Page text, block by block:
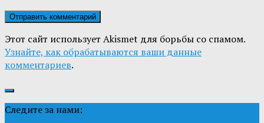
Этот сайт использует Akismet для борьбы со спамом.
Узнайте, как обрабатываются ваши данные
комментариев.
Следите за нами: